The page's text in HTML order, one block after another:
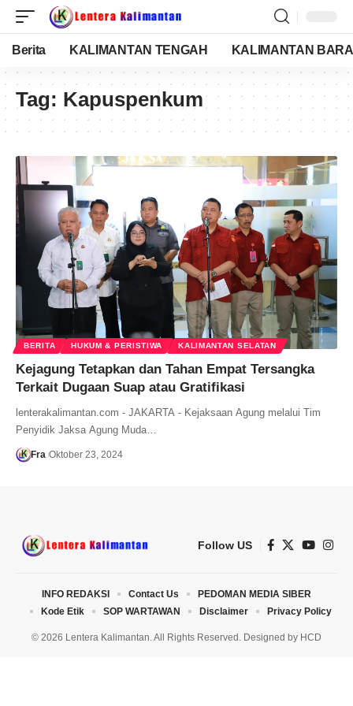
Berita KALIMANTAN TENGAH KALIMANTAN
Tag: Kapuspenkum
BERITA HUKUM & PERISTIWA KALIMANTAN SELATAN
Kejagung Tetapkan dan Tahan Empat Tersangka
Terkait Dugaan Suap atau Gratifikasi
lenterakalimantan.com - JAKARTA - Kejaksaan Agung melalui Tim
Penyidik Jaksa Agung Muda…
Fra Oktober 23, 2024
Follow US
© 2026 Lentera Kalimantan. All Rights Reserved. Designed by HCD
INFO REDAKSI Contact Us
PEDOMAN MEDIA SIBER
Kode Etik
SOP WARTAWAN Disclaimer Privacy Policy